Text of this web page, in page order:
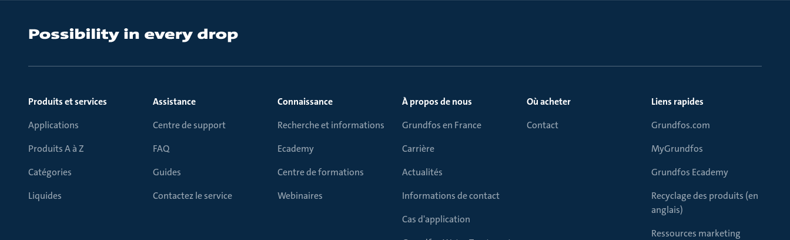
Produits et services
Applications
Produits A à Z
Catégories
Liquides
Assistance
Centre de support
FAQ
Guides
Contactez le service
Connaissance
Recherche et informations
Ecademy
Centre de formations
Webinaires
À propos de nous
Grundfos en France
Carrière
Actualités
Informations de contact
Cas d'application
Où acheter
Contact
Liens rapides
Grundfos.com
MyGrundfos
Grundfos Ecademy
Recyclage des produits (en
anglais)
Ressources marketing